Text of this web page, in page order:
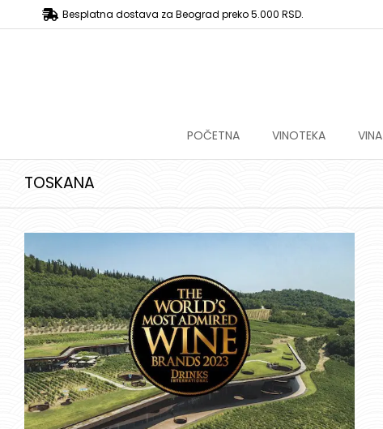
Besplatna dostava za Beograd preko 5.000 RSD.
POČETNA VINOTEKA VINA
TOSKANA